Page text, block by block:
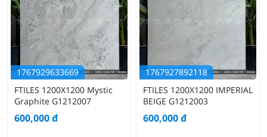
1767929633669
FTILES 1200X1200 Mystic
Graphite G1212007
600,000đ
1767927892118
FTILES 1200X1200 IMPERIAL
BEIGE G1212003
600,000đ